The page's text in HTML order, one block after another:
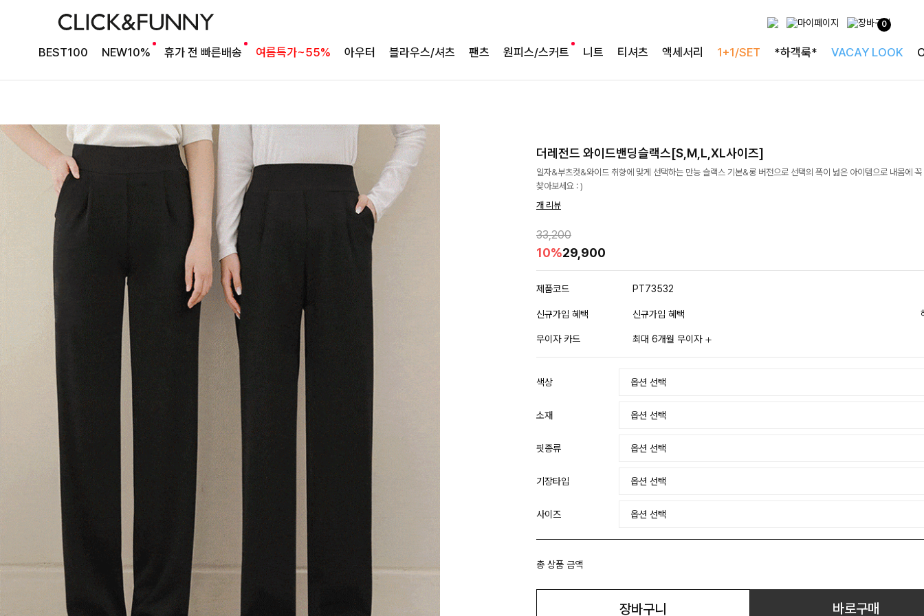
0
BEST100 NEW10% 휴가 전 빠른배송 여름특가~55% 아우터 블라우스/셔츠 팬츠 원피스/스커트 니트 티셔츠 액세서리 1+1/SET *하객룩* VACAY LOOK
더레전드 와이드밴딩슬랙스[S,M,L,XL사이즈]
일자&부츠컷&와이드 취향에 맞게 선택하는 만능 슬랙스 기본&롱 버전으로 선택의 폭이 넓은 아이템으로 내몸에 꼭
찾아보세요 : )
개 리뷰
33,200
10%29,900
제품코드 PT73532
신규가입 혜택 신규가입 혜택
무이자 카드 최대 6개월 무이자
색상
소재
핏종류
기장타입
사이즈
총 상품 금액
장바구니 바로구매